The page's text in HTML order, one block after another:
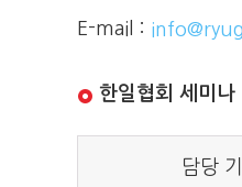
E-mail :
한일협회 세미나
담당